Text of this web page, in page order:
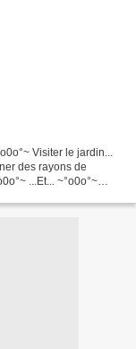
Visiter le jardin...
des rayons de
...Et... ~°o0o°~